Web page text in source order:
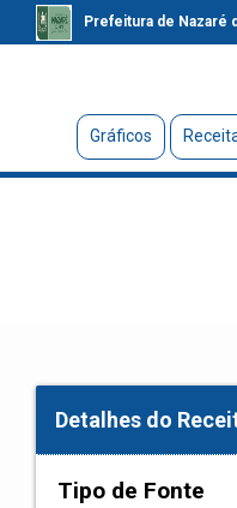
Prefeitura de Nazaré
Gráficos
Detalhes do
Tipo de Fonte